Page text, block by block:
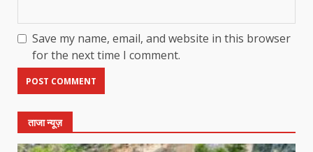
Save my name, email, and website in this browser
for the next time I comment.
ताजा न्यूज़